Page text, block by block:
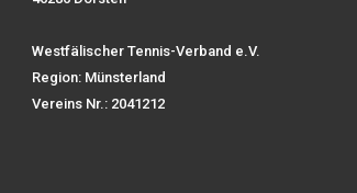
Westfälischer Tennis-Verband e.V.
Region: Münsterland
Vereins Nr.: 2041212